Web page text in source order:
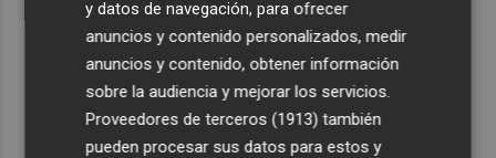
y datos de navegación, para ofrecer
anuncios y contenido personalizados, medir
anuncios y contenido, obtener información
sobre la audiencia y mejorar los servicios.
Proveedores de terceros (1913) también
pueden procesar sus datos para estos y